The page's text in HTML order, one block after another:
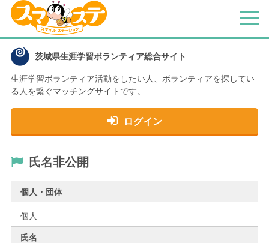
茨城県生涯学習ボランティア総合サイト
生涯学習ボランティア活動をしたい人、 ボランティアを探してい
る人を繋ぐマッチングサイトです。
ログイン
メ
氏名非公開
個人・団体
個人
氏名